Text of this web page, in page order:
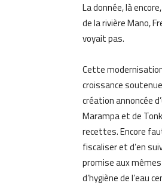
La donnée, là
de la rivière Mano,
voyait pas.
Cette
croissance
création annoncée
Marampa et de
recettes. Encore
fiscaliser et d’en
promise aux
d’hygiène de l’eau